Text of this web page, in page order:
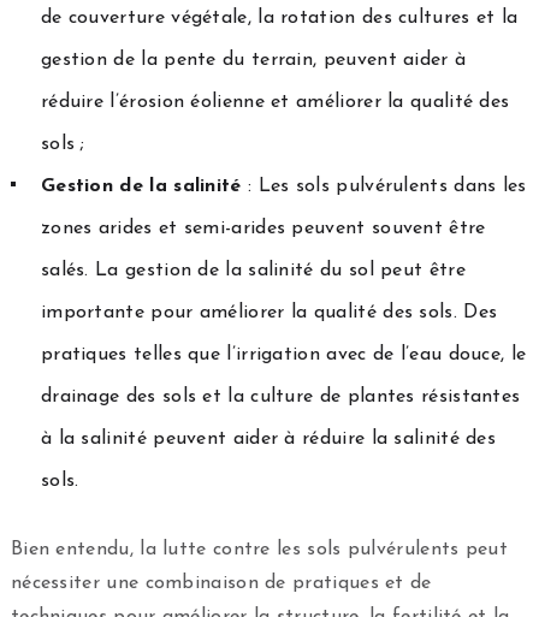
de couverture végétale, la rotation des cultures et la
gestion de la pente du terrain, peuvent aider à
réduire l’érosion éolienne et améliorer la qualité des
sols ;
Gestion de la salinité : Les sols pulvérulents dans les
zones arides et semi-arides peuvent souvent être
salés. La gestion de la salinité du sol peut être
importante pour améliorer la qualité des sols. Des
pratiques telles que l’irrigation avec de l’eau douce, le
drainage des sols et la culture de plantes résistantes
à la salinité peuvent aider à réduire la salinité des
sols.
Bien entendu, la lutte contre les sols pulvérulents peut
nécessiter une combinaison de pratiques et de